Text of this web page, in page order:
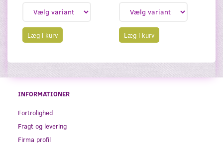
Læg i kurv Læg i kurv
INFORMATIONER
Fortrolighed
Fragt og levering
Firma profil